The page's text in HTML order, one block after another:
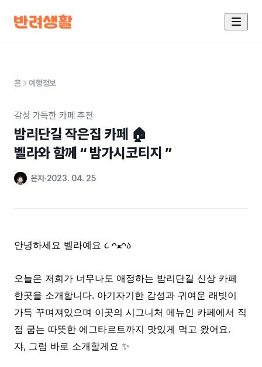
홈 여행정보
감성 가득한 카페 추천
밤리단길 작은집 카페 🏠
벨라와 함께 “ 밤가시코티지 ”
은자 2023. 04. 25
안녕하세요 벨라예요 ૮ ᴖﻌᴖა
오늘은 저희가 너무나도 애정하는 밤리단길 신상 카페
한곳을 소개합니다. 아기자기한 감성과 귀여운 래빗이
가득 꾸며져있으며 이곳의 시그니처 메뉴인 카페에서 직
접 굽는 따뜻한 에그타르트까지 맛있게 먹고 왔어요.
쟈, 그럼 바로 소개할게요 ✨